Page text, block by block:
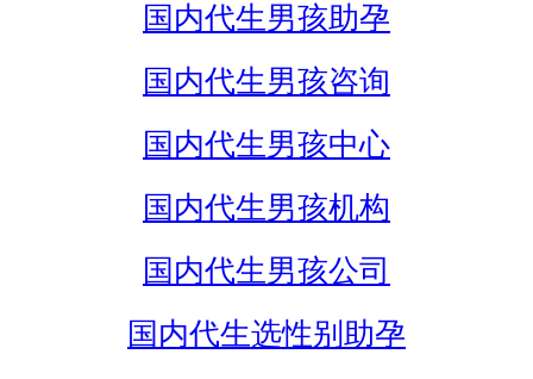
国内代生男孩助孕
国内代生男孩咨询
国内代生男孩中心
国内代生男孩机构
国内代生男孩公司
国内代生选性别助孕